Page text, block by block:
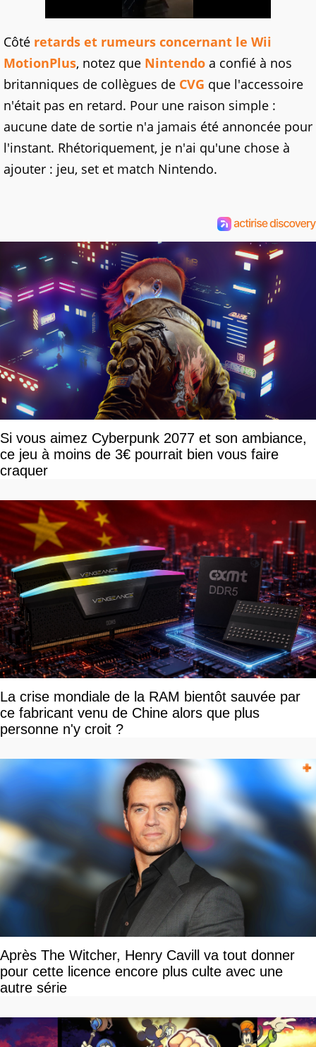
Côté retards et rumeurs concernant le Wii
MotionPlus, notez que Nintendo a confié à nos
britanniques de collègues de CVG que l'accessoire
n'était pas en retard. Pour une raison simple :
aucune date de sortie n'a jamais été annoncée pour
l'instant. Rhétoriquement, je n'ai qu'une chose à
ajouter : jeu, set et match Nintendo.
Si vous aimez Cyberpunk 2077 et son ambiance,
ce jeu à moins de 3€ pourrait bien vous faire
craquer
La crise mondiale de la RAM bientôt sauvée par
ce fabricant venu de Chine alors que plus
personne n'y croit ?
Après The Witcher, Henry Cavill va tout donner
pour cette licence encore plus culte avec une
autre série